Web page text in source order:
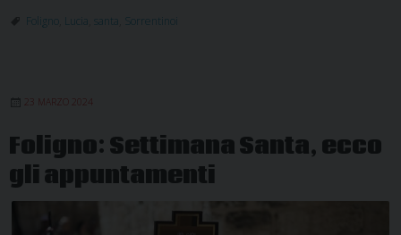
Foligno Lucia santa Sorrentinoi
23 MARZO 2024
Foligno: Settimana Santa, ecco
gli appuntamenti